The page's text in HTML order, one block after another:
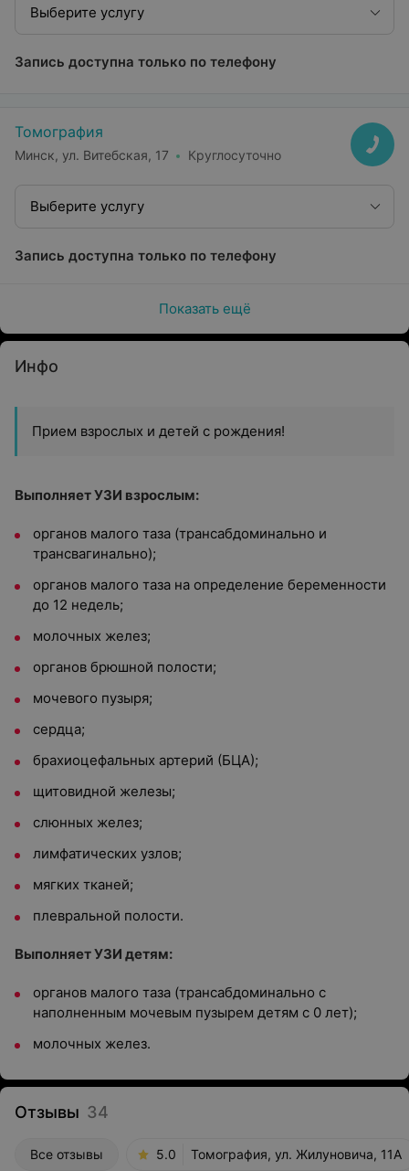
Выберите услугу
Запись доступна только по телефону
Томография
Минск, ул. Витебская, 17 Круглосуточно
Выберите услугу
Запись доступна только по телефону
Показать ещё
Инфо
Прием взрослых и детей с рождения!
Выполняет УЗИ взрослым:
органов малого таза (трансабдоминально и
трансвагинально);
органов малого таза на определение беременности
до 12 недель;
молочных желез;
органов брюшной полости;
мочевого пузыря;
сердца;
брахиоцефальных артерий (БЦА);
щитовидной железы;
слюнных желез;
лимфатических узлов;
мягких тканей;
плевральной полости.
Выполняет УЗИ детям:
органов малого таза (трансабдоминально с
наполненным мочевым пузырем детям с 0 лет);
молочных желез.
Отзывы 34
Все отзывы 5.0 Томография, ул. Жилуновича, 11А